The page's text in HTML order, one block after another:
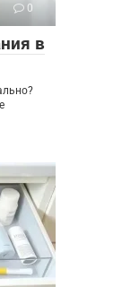
0
в